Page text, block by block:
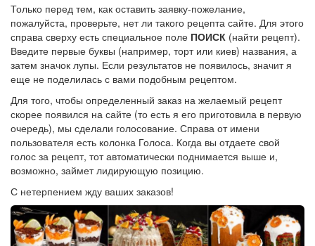
Только перед тем, как оставить заявку-пожелание,
пожалуйста, проверьте, нет ли такого рецепта сайте. Для этого
справа сверху есть специальное поле ПОИСК (найти рецепт).
Введите первые буквы (например, торт или киев) названия, а
затем значок лупы. Если результатов не появилось, значит я
еще не поделилась с вами подобным рецептом.
Для того, чтобы определенный заказ на желаемый рецепт
скорее появился на сайте (то есть я его приготовила в первую
очередь), мы сделали голосование. Справа от имени
пользователя есть колонка Голоса. Когда вы отдаете свой
голос за рецепт, тот автоматически поднимается выше и,
возможно, займет лидирующую позицию.
С нетерпением жду ваших заказов!